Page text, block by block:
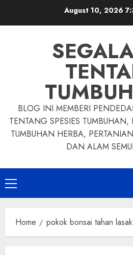
August 10, 2026
BLOG INI MEMBERI
TENTANG SPESIES
TUMBUHAN HERBA,
DAN ALAM
Primary
Menu
Home pokok bonsai tahan lasak